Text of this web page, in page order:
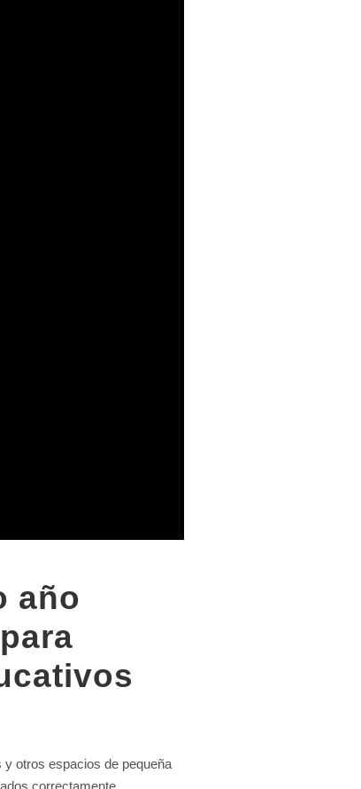
año
otros espacios de pequeña
correctamente.